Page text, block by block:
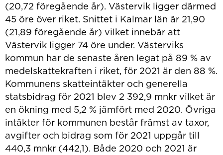
(20,72 föregående år). Västervik ligger därmed
45 öre över riket. Snittet i Kalmar län är 21,90
(21,89 föregående år) vilket innebär att
Västervik ligger 74 öre under. Västerviks
kommun har de senaste åren legat på 89 % av
medelskattekraften i riket, för 2021 är den 88 %.
Kommunens skatteintäkter och generella
statsbidrag för 2021 blev 2 392,9 mnkr vilket är
en ökning med 5,2 % jämfört med 2020. Övriga
intäkter för kommunen består främst av taxor,
avgifter och bidrag som för 2021 uppgår till
440,3 mnkr (442,1). Både 2020 och 2021 är